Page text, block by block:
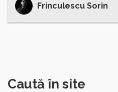
Frinculescu Sorin
Caută în site